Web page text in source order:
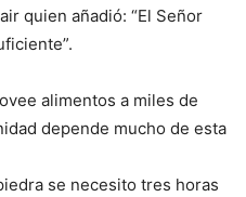
quien añadió: “El Señor
alimentos a miles de
depende mucho de esta
se necesito tres horas